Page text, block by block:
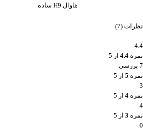
هاوال H9 ساده
نظرات (7)
4.4
نمره 4.4 از 5
7 بررسی
نمره 5 از 5
3
نمره 4 از 5
4
نمره 3 از 5
0